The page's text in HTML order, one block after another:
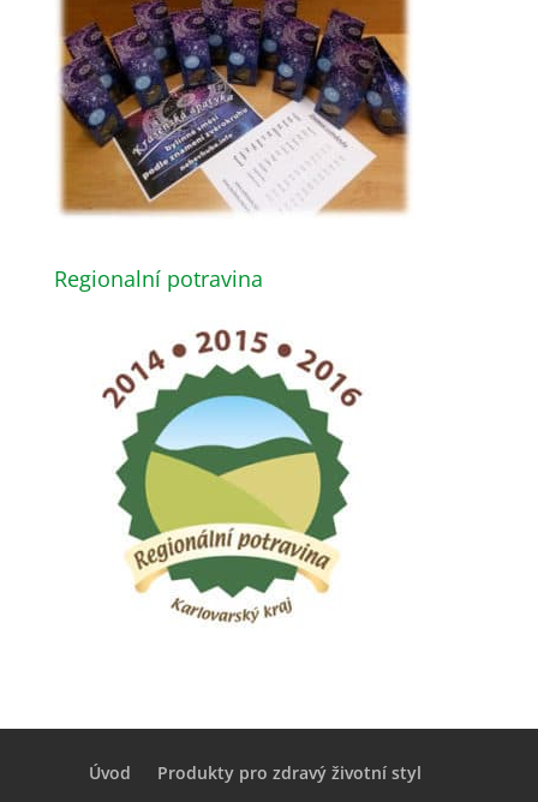
Regionalní potravina
Úvod Produkty pro zdravý životní styl